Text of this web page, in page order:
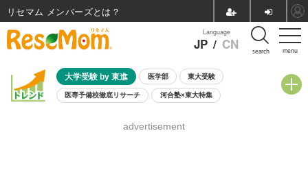
menu
Language
JP / CN search
大学受験 by 東進 医学部 東大受験
医専予備校徹底リサーチ 河合塾×東大特集
8月開催学校説明会・相談会
advertisement
リセマム メンバーズ